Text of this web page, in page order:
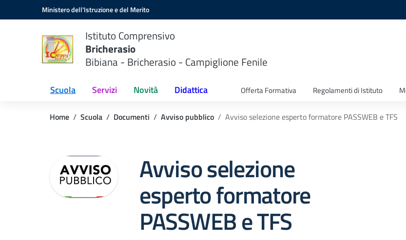
Vai ai contenuti
Vai al menu di navigazioneMinistero dell'Istruzione e del Merito
Istituto Comprensivo
Bricherasio
Bibiana - Bricherasio - Campiglione Fenile
Scuola Servizi Novità Didattica Offerta Formativa Regolamenti di Istituto
Home Scuola Documenti Avviso pubblico Avviso selezione esperto formatore PASSWEB e TFS
Avviso selezione
esperto formatore
PASSWEB e TFS